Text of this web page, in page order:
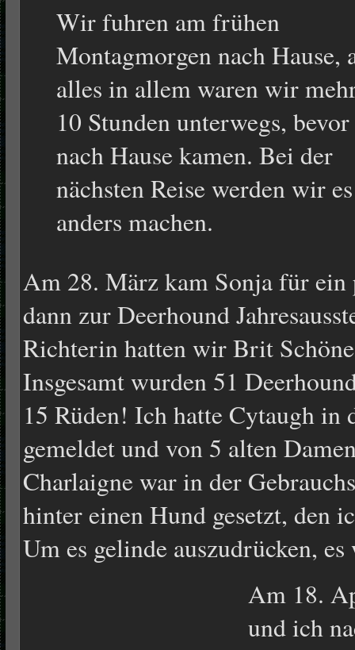
Wir fuhren am frühen
Montagmorgen nach Hause,
alles in allem waren wir
10 Stunden unterwegs,
nach Hause kamen. Bei der
nächsten Reise werden wir es
anders machen.
Am 28. März kam Sonja für ein
dann zur Deerhound
Richterin hatten wir Brit
Insgesamt wurden 51
15 Rüden! Ich hatte Cytaugh in
gemeldet und von 5 alten
Charlaigne war in der
hinter einen Hund gesetzt, den
Um es gelinde auszudrücken,
Am 18.
und ich